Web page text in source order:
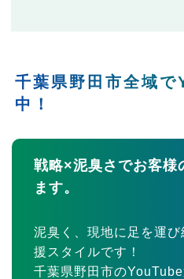
千葉県野田市全域
中！
戦略×泥臭さでお客様
ます。
泥臭く、現地に足を運
援スタイルです！
千葉県野田市の